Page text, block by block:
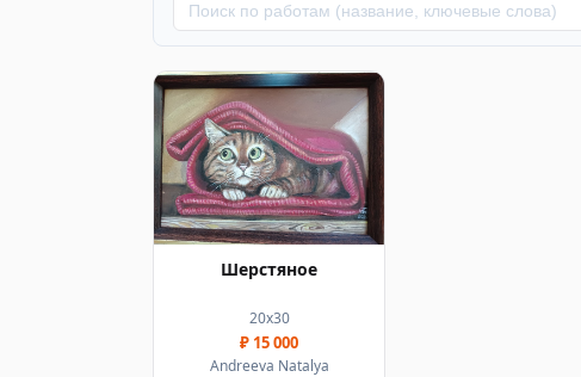
Шерстяное
20х30
₽ 15 000
Andreeva Natalya